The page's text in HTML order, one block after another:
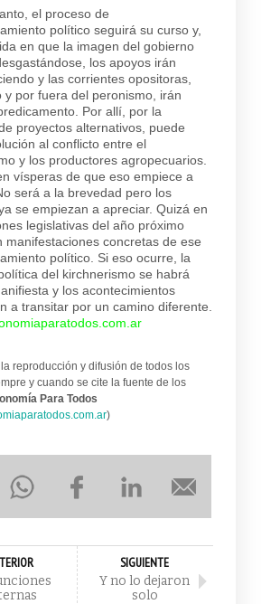
el proceso de
político seguirá su curso y,
en que la imagen del gobierno
los apoyos irán
y las corrientes opositoras,
y por fuera del peronismo, irán
Por allí, por la
proyectos alternativos, puede
al conflicto entre el
y los productores agropecuarios.
vísperas de que eso empiece a
será a la brevedad pero los
se empiezan a apreciar. Quizá en
legislativas del año próximo
manifestaciones concretas de ese
político. Si eso ocurre, la
del kirchnerismo se habrá
y los acontecimientos
a transitar por un camino diferente.
reproducción y difusión de todos los
y cuando se cite la fuente de los
Para Todos
)
SIGUIENTE
Y no lo dejaron
solo